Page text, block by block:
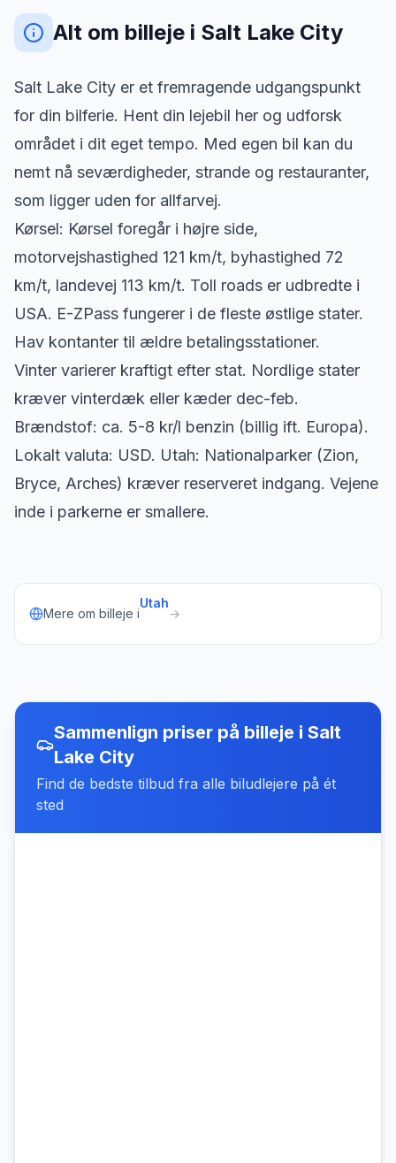
Alt om billeje i Salt Lake City
Salt Lake City er et fremragende udgangspunkt
for din bilferie. Hent din lejebil her og udforsk
området i dit eget tempo. Med egen bil kan du
nemt nå seværdigheder, strande og restauranter,
som ligger uden for allfarvej.
Kørsel: Kørsel foregår i højre side,
motorvejshastighed 121 km/t, byhastighed 72
km/t, landevej 113 km/t. Toll roads er udbredte i
USA. E-ZPass fungerer i de fleste østlige stater.
Hav kontanter til ældre betalingsstationer.
Vinter varierer kraftigt efter stat. Nordlige stater
kræver vinterdæk eller kæder dec-feb.
Brændstof: ca. 5-8 kr/l benzin (billig ift. Europa).
Lokalt valuta: USD. Utah: Nationalparker (Zion,
Bryce, Arches) kræver reserveret indgang. Vejene
inde i parkerne er smallere.
Mere om billeje i
Utah
→
Sammenlign priser på billeje i Salt
Lake City
Find de bedste tilbud fra alle biludlejere på ét
sted